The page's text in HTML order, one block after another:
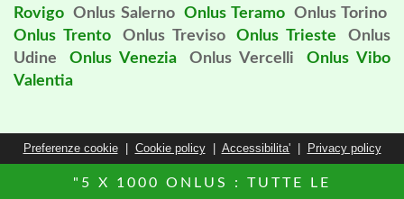
Rovigo Onlus Salerno Onlus Teramo Onlus Torino
Onlus Trento
Onlus Treviso Onlus Trieste
Onlus
Udine
Onlus Venezia Onlus Vercelli
Onlus Vibo
Valentia
Preferenze cookie| Cookie policy| Accessibilita'| Privacy policy
"5 X 1000 ONLUS : TUTTE LE